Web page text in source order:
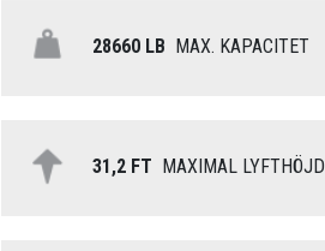
28660 LB MAX. KAPACITET
31,2 FT MAXIMAL LYFTHÖJD